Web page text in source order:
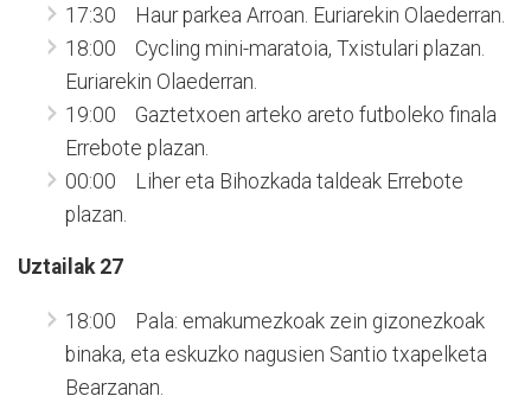
17:30 Haur parkea Arroan. Euriarekin Olaederran.
18:00 Cycling mini-maratoia, Txistulari plazan.
Euriarekin Olaederran.
19:00 Gaztetxoen arteko areto futboleko finala
Errebote plazan.
00:00 Liher eta Bihozkada taldeak Errebote
plazan.
Uztailak 27
18:00 Pala: emakumezkoak zein gizonezkoak
binaka, eta eskuzko nagusien Santio txapelketa
Bearzanan.